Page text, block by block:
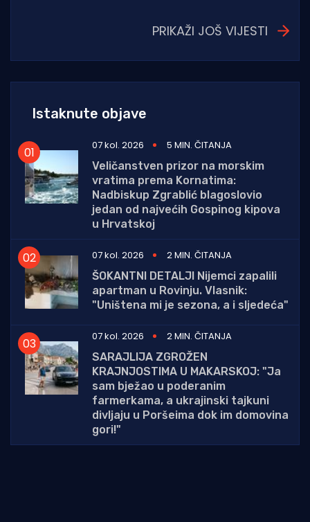
PRIKAŽI JOŠ VIJESTI
Istaknute objave
07 kol. 2026
5 MIN. ČITANJA
Veličanstven prizor na morskim
vratima prema Kornatima:
Nadbiskup Zgrablić blagoslovio
jedan od najvećih Gospinog kipova
u Hrvatskoj
07 kol. 2026
2 MIN. ČITANJA
ŠOKANTNI DETALJI Nijemci zapalili
apartman u Rovinju. Vlasnik:
"Uništena mi je sezona, a i sljedeća"
07 kol. 2026
2 MIN. ČITANJA
SARAJLIJA ZGROŽEN
KRAJNJOSTIMA U MAKARSKOJ: "Ja
sam bježao u poderanim
farmerkama, a ukrajinski tajkuni
divljaju u Poršeima dok im domovina
gori!"